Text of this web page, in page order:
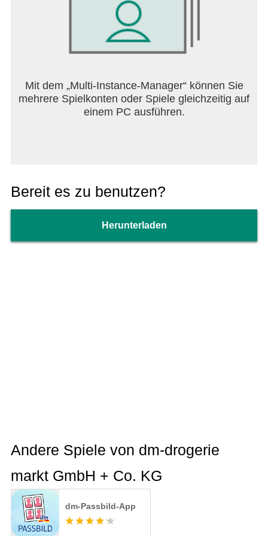
dass du auf das Senden von Feedback keine
Rückmeldung erhältst. Bei weiteren Fragen oder
Problemen mit der App informiere dich bitte unter
„Hilfe & FAQ´s“ oder nutze unser Kontaktformular.
vielen Vorteile!
Regelmäßige Updates:** Wir arbeiten ständig
Support:** Bei Fragen oder Problemen steht dir
unser Support-Team jederzeit zur Verfügung.
Kontaktiere uns einfach über die App oder per E-
Mail an support@dm.de.
Mit dem „Multi-Instance-Manager“ können Sie
mehrere Spielkonten oder Spiele gleichzeitig auf
einem PC ausführen.
Bereit es zu benutzen?
Herunterladen
Andere Spiele von dm-drogerie
markt GmbH + Co. KG
dm-Passbild-App